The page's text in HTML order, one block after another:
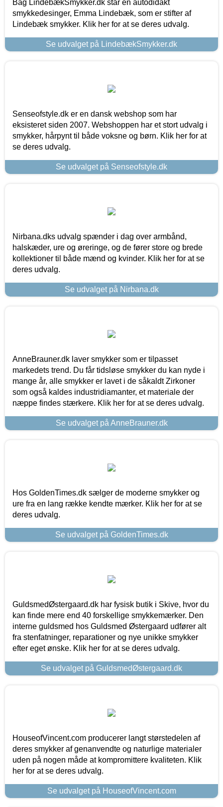
Bag LindebækSmykker.dk står en autodidakt
smykkedesinger, Emma Lindebæk, som er stifter af
Lindebæk smykker. Klik her for at se deres udvalg.
Se udvalget på LindebækSmykker.dk
Senseofstyle.dk er en dansk webshop som har
eksisteret siden 2007. Webshoppen har et stort udvalg i
smykker, hårpynt til både voksne og børn. Klik her for at
se deres udvalg.
Se udvalget på Senseofstyle.dk
Nirbana.dks udvalg spænder i dag over armbånd,
halskæder, ure og øreringe, og de fører store og brede
kollektioner til både mænd og kvinder. Klik her for at se
deres udvalg.
Se udvalget på Nirbana.dk
AnneBrauner.dk laver smykker som er tilpasset
markedets trend. Du får tidsløse smykker du kan nyde i
mange år, alle smykker er lavet i de såkaldt Zirkoner
som også kaldes industridiamanter, et materiale der
næppe findes stærkere. Klik her for at se deres udvalg.
Se udvalget på AnneBrauner.dk
Hos GoldenTimes.dk sælger de moderne smykker og
ure fra en lang række kendte mærker. Klik her for at se
deres udvalg.
Se udvalget på GoldenTimes.dk
GuldsmedØstergaard.dk har fysisk butik i Skive, hvor du
kan finde mere end 40 forskellige smykkemærker. Den
interne guldsmed hos Guldsmed Østergaard udfører alt
fra stenfatninger, reparationer og nye unikke smykker
efter eget ønske. Klik her for at se deres udvalg.
Se udvalget på GuldsmedØstergaard.dk
HouseofVincent.com producerer langt størstedelen af
deres smykker af genanvendte og naturlige materialer
uden på nogen måde at kompromittere kvaliteten. Klik
her for at se deres udvalg.
Se udvalget på HouseofVincent.com